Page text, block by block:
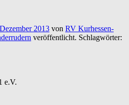
2013 von RV Kurhessen-
veröffentlicht. Schlagwörter:
e.V.